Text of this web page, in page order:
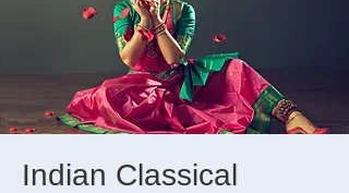
Indian Classical